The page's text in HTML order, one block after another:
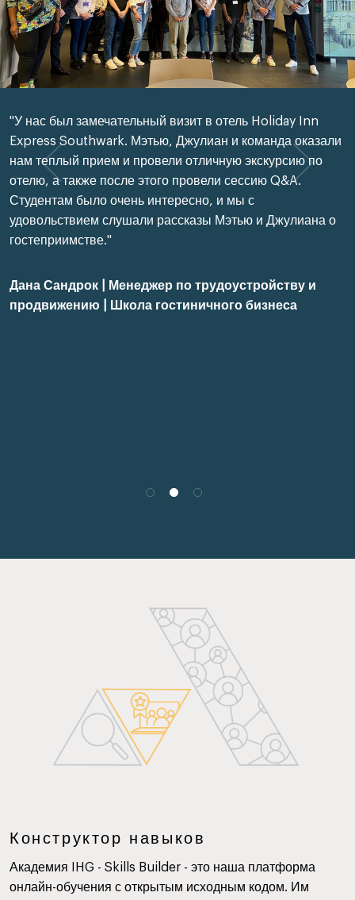
"У нас был замечательный визит в отель Holiday Inn
Express Southwark. Мэтью, Джулиан и команда оказали
нам теплый прием и провели отличную экскурсию по
отелю, а также после этого провели сессию Q&A.
Студентам было очень интересно, и мы с
удовольствием слушали рассказы Мэтью и Джулиана о
гостеприимстве."
Дана Сандрок | Менеджер по трудоустройству и
продвижению | Школа гостиничного бизнеса
Конструктор навыков
Академия IHG - Skills Builder - это наша платформа
онлайн-обучения с открытым исходным кодом. Им